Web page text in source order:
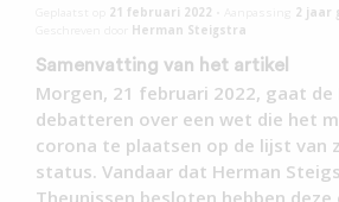
21 februari 2022 2 jaar
Herman Steigstra
Samenvatting van het artikel
Morgen, 21 februari 2022, gaat de
debatteren over een wet die het
corona te plaatsen op de lijst van
status. Vandaar dat Herman
Theunissen besloten hebben